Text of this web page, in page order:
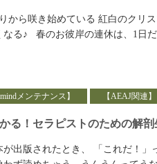
から咲き始めている 紅白のクリ
なる♪ 春のお彼岸の連休は、1日
メンテナンス】 【AEAJ関連】
る！セラピストのための解剖
が出版されたとき、 「これだ！